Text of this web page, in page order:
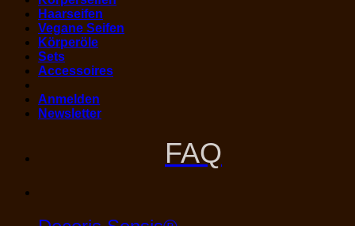
Haarseifen
Vegane Seifen
Körperöle
Sets
Accessoires
Anmelden
Newsletter
FAQ